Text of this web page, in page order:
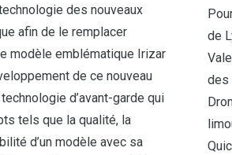
des nouveaux
afin de le remplacer
modèle emblématique Irizar
de ce nouveau
d’avant-garde qui
tels que la qualité, la
d’un modèle avec sa
de
des